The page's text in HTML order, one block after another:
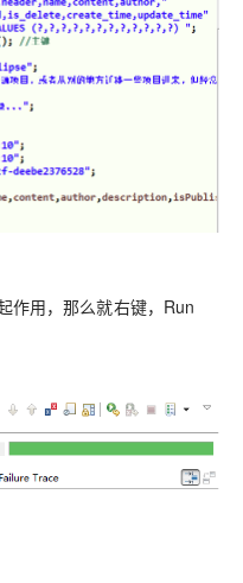
作用，那么就右键，Run